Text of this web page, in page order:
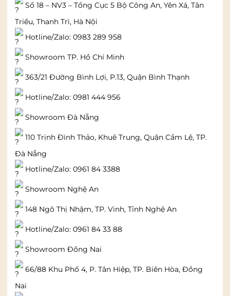
Số 18 – NV3 – Tổng Cục 5 Bộ Công An, Yên Xá, Tân
Triều, Thanh Trì, Hà Nội
Hotline/Zalo: 0983 289 958
Showroom TP. Hồ Chí Minh
363/21 Đường Bình Lợi, P.13, Quận Bình Thạnh
Hotline/Zalo: 0981 444 956
Showroom Đà Nẵng
110 Trịnh Đình Thảo, Khuê Trung, Quận Cẩm Lệ, TP.
Đà Nẵng
Hotline/Zalo: 0961 84 3388
Showroom Nghệ An
148 Ngô Thị Nhậm, TP. Vinh, Tỉnh Nghệ An
Hotline/Zalo: 0961 84 33 88
Showroom Đồng Nai
66/88 Khu Phố 4, P. Tân Hiệp, TP. Biên Hòa, Đồng
Nai